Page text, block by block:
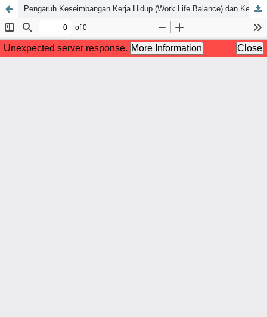
Pengaruh Keseimbangan Kerja Hidup (Work Life Balance) dan Kelelahan (Burnout) terhadap Kinerja Karyawan (Studi pada Toko Indomaret Area Karang Tengah, Kota Tangerang)